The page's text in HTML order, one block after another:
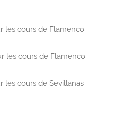
les cours de Flamenco
les cours de Flamenco
les cours de Sevillanas